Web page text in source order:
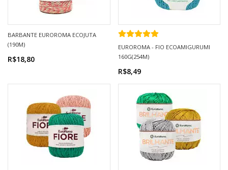
BARBANTE EUROROMA ECOJUTA
(190M)
R$18,80
EUROROMA - FIO ECOAMIGURUMI
160G(254M)
R$8,49